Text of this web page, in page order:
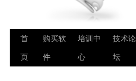
跳
至
首
页
购买软
件
培训中
心
技术论
坛